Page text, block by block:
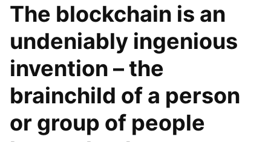
The blockchain is an
undeniably ingenious
invention – the
brainchild of a person
or group of people